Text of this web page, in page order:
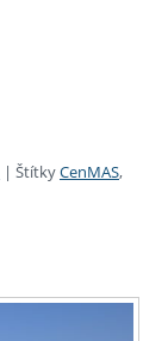
| ŠtítkyCenMAS,